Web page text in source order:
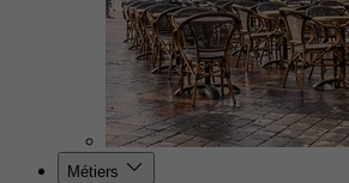
Métiers